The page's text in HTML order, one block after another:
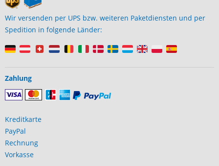
Wir versenden per UPS bzw. weiteren Paketdiensten und per
Spedition in folgende Länder:
Zahlung
Kreditkarte
PayPal
Rechnung
Vorkasse